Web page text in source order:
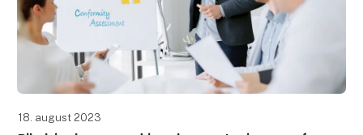
18. august 2023